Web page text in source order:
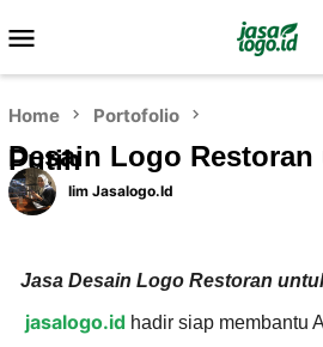
Home Portofolio
Desain Logo
Putih
Iim Jasalogo.id
Jasa Desain Logo Restoran
jasalogo.id hadir siap membantu